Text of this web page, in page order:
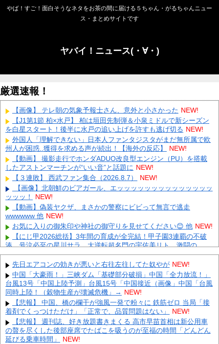
やば！すご！面白そうなネタをお茶の間に届ける５ちゃん・がるちゃんニュー
ス・まとめサイトです
ヤバイ！ニュース(・∀・)
厳選速報！
【画像】 テレ朝の気象予報士さん、意外と小さかった NEW!
【J1第1節 柏×水戸】 柏は垣田先制弾＆小泉ミドルで新シーズン
を白星スタート！後半に水戸の追い上げを許すも逃げ切る NEW!
外国人「理解できない」日本人ファンタジスタがまだ無所属で欧
州人が困惑..獲得を求める声が続出！【海外の反応】
NEW!
【動画】 撮影走行でホンダADUO改良型エンジン（PU）を搭載
したアストンマーチンが“いい音”と話題に NEW!
【３連敗】 西武ファン集合（2026.8.7）
NEW!
【画像】北朝鮮のビアガール、エッッッッッッッッッッッッッッ
ッッッ！
NEW!
【動画】偽装ヤクザ、まさかの警察にビビって無言で逃走
wwwwww 他 NEW!
お気に入りの御朱印や神社の御守りを見せてください😊 他 NEW!
【にじ甲2026総括】3年間の育成が全完結！甲子園3連覇の不破
湊、号泣必至の星川サラ、大逆転超名門の宇佐美リト…激闘の
ド... NEW!
【朗報】メディア「PS6はPS5の2倍超の性能に」 他 NEW!
【悲報】税務署が脱税ｗｗｗｗｗｗｗｗｗ 他 NEW!
【画像】 例の美人すぎるおにぎり屋さん、裏でおっさんが握って
いたｗｗｗｗｗｗｗｗｗｗｗｗｗｗｗｗｗ NEW!
元いいとも青年隊、中居正広の”素顔”を暴露 NEW!
中国、三峡ダムが全開放流。長江流域で深刻な洪水被害 NEW!
【動画】 町の中華料理屋さん、娘の採用で人気店になってしまう
NEW!
先日エアコンの効きが悪いと右往左往してた奴やが NEW!
中国「大豪雨！」三峡ダム「基礎部分破損」中国「全力放流！」
台風13号「中国上陸予測」台風15号「中国接近（画像」中国「台風
同時上陸！（穀物生産が壊滅危機」→ NEW!
【悲報】 中国、橋の欄干が強風一発で粉々に 鉄筋ゼロ 当局「接
着剤でくっつけただけ」「正常で、品質問題はない」
NEW!
【悲報】 週刊誌、好き放題書きまくる 高市早苗首相は新公用車
の贅を尽くした後部座席でたばこを吸うのが至福の時間「どんどん
延びる乗車時間」
NEW!